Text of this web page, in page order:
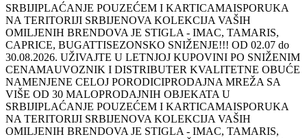
SRBIJIPLAĆANJE POUZEĆEM I KARTICAMAISPORUKA
NA TERITORIJI SRBIJENOVA KOLEKCIJA VAŠIH
OMILJENIH BRENDOVA JE STIGLA - IMAC, TAMARIS,
CAPRICE, BUGATTISEZONSKO SNIŽENJE!!! OD 02.07 do
30.08.2026. UŽIVAJTE U LETNJOJ KUPOVINI PO SNIŽENIM
CENAMAUVOZNIK I DISTRIBUTER KVALITETNE OBUĆE
NAMENJENE CELOJ PORODICIPRODAJNA MREŽA SA
VIŠE OD 30 MALOPRODAJNIH OBJEKATA U
SRBIJIPLAĆANJE POUZEĆEM I KARTICAMAISPORUKA
NA TERITORIJI SRBIJENOVA KOLEKCIJA VAŠIH
OMILJENIH BRENDOVA JE STIGLA - IMAC, TAMARIS,